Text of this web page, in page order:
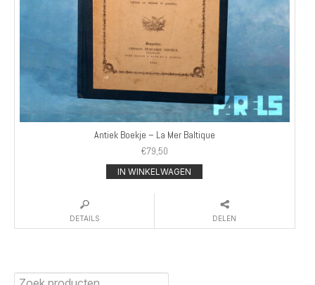
Antiek Boekje – La Mer Baltique
€79,50
IN WINKELWAGEN
DETAILS DELEN